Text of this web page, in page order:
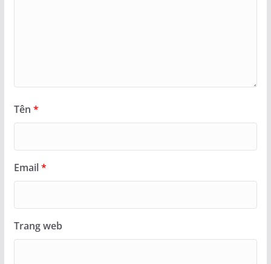
Tên *
Email*
Trang web